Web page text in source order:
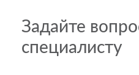
Задайте
специалисту